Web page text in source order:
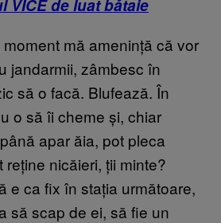
VICE de luat bătaie
mă amenință că vor
jandarmii, zâmbesc în
să o facă. Blufează. În
o să îi cheme și, chiar
apar ăia, pot pleca
reține nicăieri, ții minte?
e ca fix în stația următoare,
să scap de ei, să fie un